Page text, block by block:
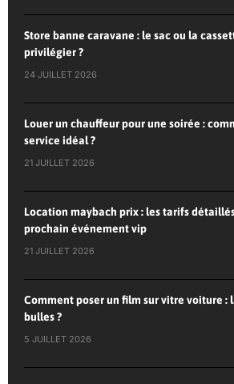
Store banne caravane : le sac ou la
privilégier ?
24 JUILLET 2026
Louer un chauffeur pour une soirée :
service idéal ?
21 JUILLET 2026
Location maybach prix : les tarifs
prochain événement vip
21 JUILLET 2026
Comment poser un film sur vitre voiture :
bulles ?
5 JUILLET 2026